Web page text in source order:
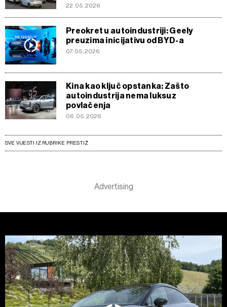
22.05.2026
Preokret u autoindustriji: Geely
preuzima inicijativu od BYD-a
07.05.2026
Kina kao ključ opstanka: Zašto
autoindustrija nema luksuz
povlačenja
06.05.2026
SVE VIJESTI IZ RUBRIKE PRESTIŽ